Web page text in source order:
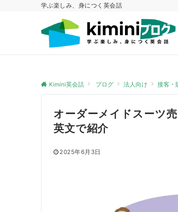
学ぶ楽しみ、身につく英会話
Kimini英会話 ブログ 法人向け 接客・
オーダーメイドスーツ
英文で紹介
2025年6月3日